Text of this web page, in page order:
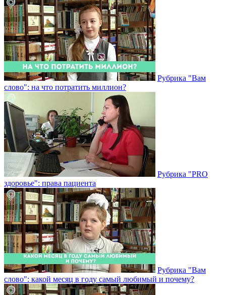
Рубрика "Вам
слово": на что потратить миллион?
Рубрика "PRO
здоровье": права пациента
Рубрика "Вам
слово": какой месяц в году самый любимый и почему?